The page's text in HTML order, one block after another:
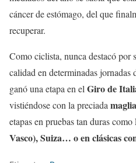
cáncer de estómago, del que
recuperar.
Como ciclista, nunca destacó por
calidad en determinadas jornadas
ganó una etapa en el Giro de
vistiéndose con la preciada
etapas en pruebas tan duras como
Vasco), Suiza… o en clásicas